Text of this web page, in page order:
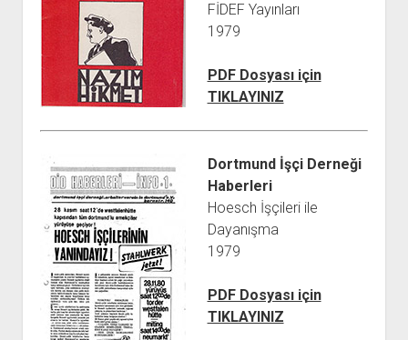
FİDEF Yayınları
1979
PDF Dosyası için
TIKLAYINIZ
Dortmund İşçi Derneği
Haberleri
Hoesch İşçileri ile
Dayanışma
1979
PDF Dosyası için
TIKLAYINIZ